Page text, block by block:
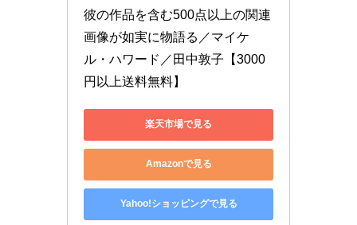
彼の作品を含む500点以上の関連
画像が如実に物語る／マイケ
ル・ハワード／田中敦子【3000
円以上送料無料】
楽天市場で見る
Amazonで見る
Yahoo!ショッピングで見る